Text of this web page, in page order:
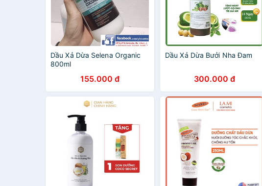
Dầu Xả Dừa Selena Organic
800ml
155.000 đ
Dầu Xả Dừa Bưởi Nha Đam
300.000 đ